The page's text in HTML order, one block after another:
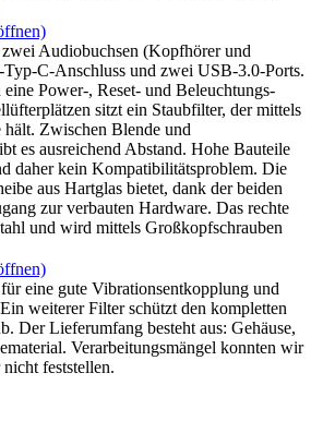
Audiobuchsen (Kopfhörer und
C-Anschluss und zwei USB-3.0-Ports.
Power-, Reset- und Beleuchtungs-
sitzt ein Staubfilter, der mittels
hält. Zwischen Blende und
es ausreichend Abstand. Hohe Bauteile
daher kein Kompatibilitätsproblem. Die
aus Hartglas bietet, dank der beiden
zur verbauten Hardware. Das rechte
und wird mittels Großkopfschrauben
eine gute Vibrationsentkopplung und
weiterer Filter schützt den kompletten
Der Lieferumfang besteht aus: Gehäuse,
Verarbeitungsmängel konnten wir
nicht feststellen.